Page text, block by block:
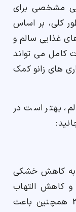
مشخصی برای
کلی، بر اساس
غذایی سالم و
کامل می تواند
های زانو کمک
بهتر است در
تحقیقات نشان داده است که امگا 3 به کاهش خشکی
کاهش التهاب
کمک می کند. غذاهای غنی از امگا 3 همچنین باعث